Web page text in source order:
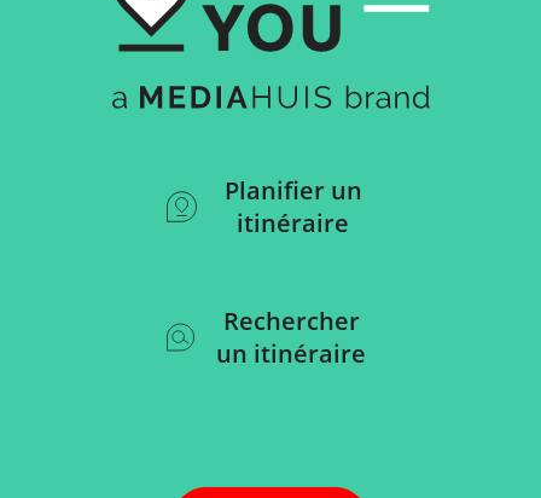
Planifier un
itinéraire
Rechercher
un itinéraire